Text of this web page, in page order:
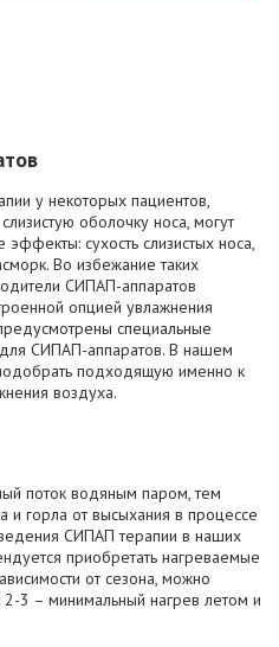
у некоторых пациентов,
оболочку носа, могут
сухость слизистых носа,
Во избежание таких
СИПАП-аппаратов
опцией увлажнения
специальные
СИПАП-аппаратов. В нашем
подходящую именно к
воздуха.
поток водяным паром, тем
и горла от высыхания в процессе
СИПАП терапии в наших
приобретать нагреваемые
от сезона, можно
3 – минимальный нагрев летом и